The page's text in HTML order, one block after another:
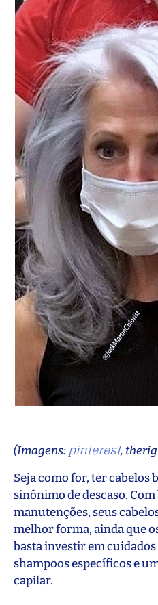
(Imagens:pinterest,
Seja como for, ter cabelos
sinônimo de descaso.
manutenções, seus
melhor forma, ainda que
basta investir em
shampoos específicos e
capilar.